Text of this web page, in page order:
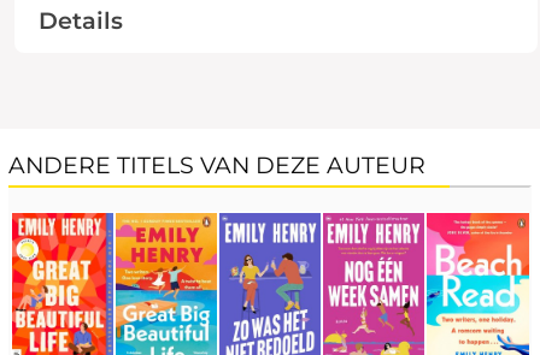
Details
ANDERE TITELS VAN DEZE AUTEUR